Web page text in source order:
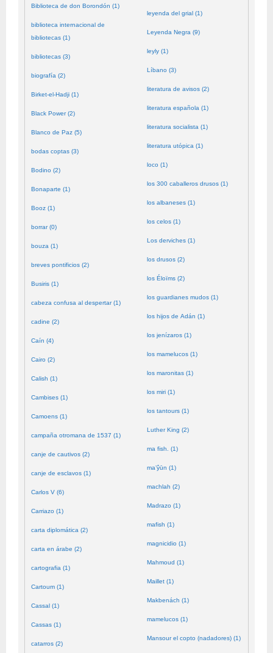
Biblioteca de don Borondón (1)
biblioteca internacional de
bibliotecas (1)
bibliotecas (3)
biografía (2)
Birket-el-Hadji (1)
Black Power (2)
Blanco de Paz (5)
bodas coptas (3)
Bodino (2)
Bonaparte (1)
Booz (1)
borrar (0)
bouza (1)
breves pontificios (2)
Busiris (1)
cabeza confusa al despertar (1)
cadine (2)
Caín (4)
Cairo (2)
Calish (1)
Cambises (1)
Camoens (1)
campaña otromana de 1537 (1)
canje de cautivos (2)
canje de esclavos (1)
Carlos V (6)
Carriazo (1)
carta diplomática (2)
carta en árabe (2)
cartografia (1)
Cartoum (1)
Cassal (1)
Cassas (1)
catarros (2)
leyenda del grial (1)
Leyenda Negra (9)
leyly (1)
Líbano (3)
literatura de avisos (2)
literatura española (1)
literatura socialista (1)
literatura utópica (1)
loco (1)
los 300 caballeros drusos (1)
los albaneses (1)
los celos (1)
Los derviches (1)
los drusos (2)
los Éloïms (2)
los guardianes mudos (1)
los hijos de Adán (1)
los jenízaros (1)
los mamelucos (1)
los maronitas (1)
los miri (1)
los tantours (1)
Luther King (2)
ma fish. (1)
ma’ŷūn (1)
machlah (2)
Madrazo (1)
mafish (1)
magnicidio (1)
Mahmoud (1)
Maillet (1)
Makbenách (1)
mamelucos (1)
Mansour el copto (nadadores) (1)